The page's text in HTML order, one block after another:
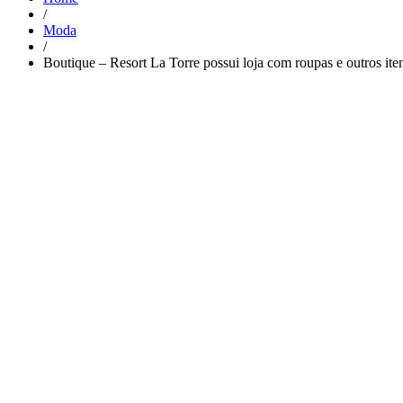
/
Moda
/
Boutique – Resort La Torre possui loja com roupas e outros